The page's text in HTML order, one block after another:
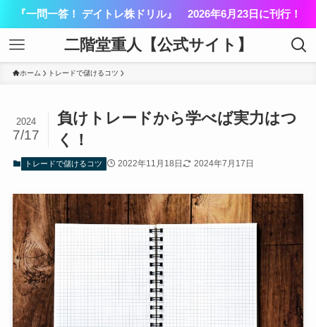
『一問一答！ デイトレ株ドリル』 2026年6月23日に刊行！
二階堂重人【公式サイト】
ホーム トレードで儲けるコツ
負けトレードから学べば実力はつ
く！
2024
7/17
トレードで儲けるコツ 2022年11月18日 2024年7月17日